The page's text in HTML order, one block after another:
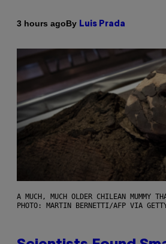
3 hours agoBy Luis Prada
A MUCH, MUCH OLDER CHILEAN MUMMY
PHOTO: MARTIN BERNETTI/AFP VIA